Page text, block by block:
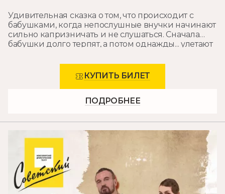
КУПИТЬ БИЛЕТ
ПОДРОБНЕЕ
Удивительная сказка о том, что происходит с
бабушками, когда непослушные внучки начинают
сильно капризничать и не слушаться. Сначала
бабушки долго терпят, а потом однажды... улетают
стаи, грабят магазины и становятся очень
опасными для окружающих.
«Вверх тормашками!» – это замечательная детская
история о том, как важно ценить любовь и заботу
самых близких, беречь тех, кому мы дороги.